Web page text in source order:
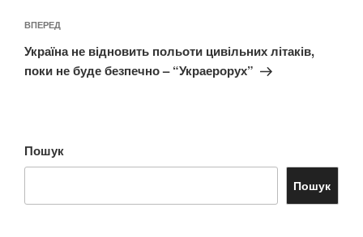
Наступний
запис
ВПЕРЕД
Україна не відновить польоти цивільних літаків,
поки не буде безпечно – “Украерорух”
Пошук
Пошук